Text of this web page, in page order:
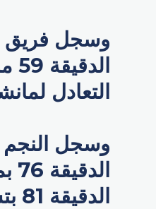
وسجل فريق
التعادل
وسجل
الدقيقة 81 بتسديدة رائعة.